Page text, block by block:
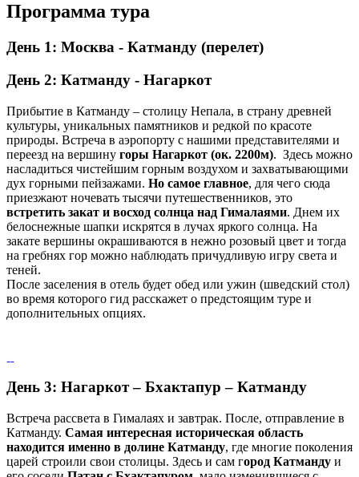
Программа тура
День 1: Москва - Катманду (перелет)
День 2: Катманду - Нагаркот
Прибытие в Катманду – столицу Непала, в страну древней
культуры, уникальных памятников и редкой по красоте
природы. Встреча в аэропорту с нашими представителями и
переезд на вершину горы Нагаркот (ок. 2200м). Здесь можно
насладиться чистейшим горным воздухом и захватывающими
дух горными пейзажами. Но самое главное, для чего сюда
приезжают ночевать тысячи путешественников, это
встретить закат и восход солнца над Гималаями. Днем их
белоснежные шапки искрятся в лучах яркого солнца. На
закате вершины окрашиваются в нежно розовый цвет и тогда
на гребнях гор можно наблюдать причудливую игру света и
теней.
После заселения в отель будет обед или ужин (шведский стол)
во время которого гид расскажет о предстоящим туре и
дополнительных опциях.
День 3: Нагаркот – Бхактапур – Катманду
Встреча рассвета в Гималаях и завтрак. После, отправление в
Катманду. Самая интересная историческая область
находится именно в долине Катманду, где многие поколения
царей строили свои столицы. Здесь и сам город Катманду и